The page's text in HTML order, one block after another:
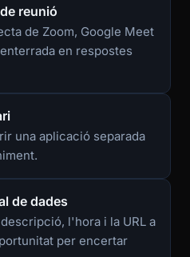
reunió
de Zoom, Google Meet
en respostes
una aplicació separada
de dades
l'hora i la URL a
per encertar